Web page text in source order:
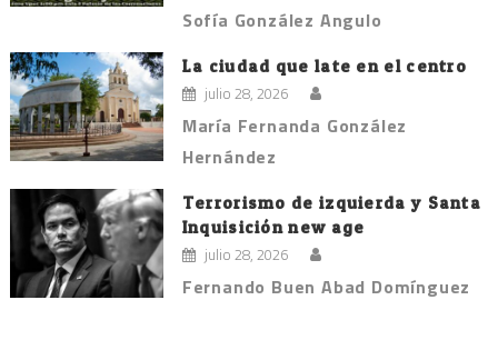
Sofía González Angulo
La ciudad que late en el centro
julio 28, 2026
María Fernanda González
Hernández
Terrorismo de izquierda y Santa
Inquisición new age
julio 28, 2026
Fernando Buen Abad Domínguez